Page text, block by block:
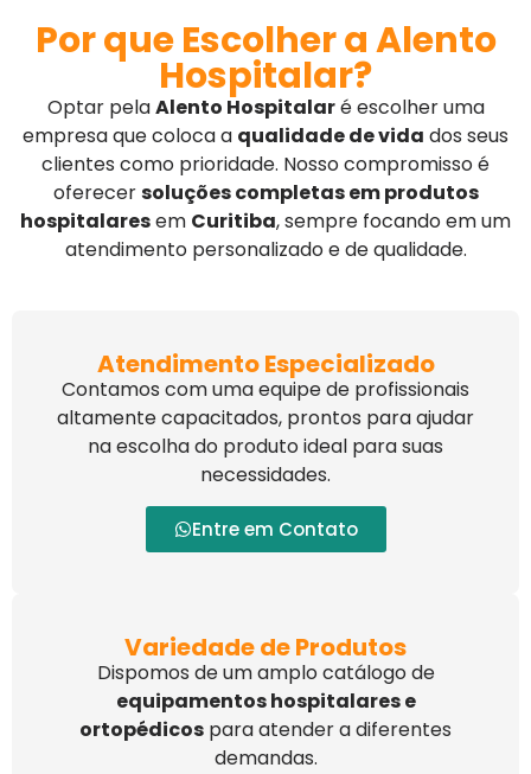
Por que Escolher a Alento
Hospitalar?
Optar pelaAlento Hospitalaré escolher uma
empresa que coloca a qualidade de vida dos seus
clientes como prioridade. Nosso compromisso é
oferecersoluções completas em produtos
hospitalaresem Curitiba, sempre focando em um
atendimento personalizado e de qualidade.
Atendimento Especializado
Contamos com uma equipe de profissionais
altamente capacitados, prontos para ajudar
na escolha do produto ideal para suas
necessidades.
Entre em Contato
Variedade de Produtos
Dispomos de um amplo catálogo de
equipamentos hospitalares e
ortopédicos para atender a diferentes
demandas.